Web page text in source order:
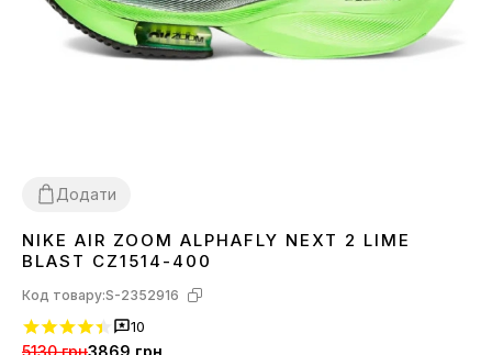
Додати
4245
NIKE AIR ZOOM ALPHAFLY NEXT 2 LIME
BLAST CZ1514-400
Код товару:S-2352916
10